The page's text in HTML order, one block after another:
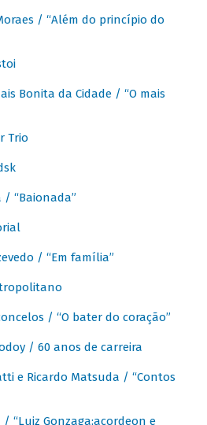
/ “Além do princípio do
Bonita da Cidade / “O mais
Trio
/ “Baionada”
/ “Em família”
/ “O bater do coração”
/ 60 anos de carreira
e Ricardo Matsuda / “Contos
“Luiz Gonzaga:acordeon e